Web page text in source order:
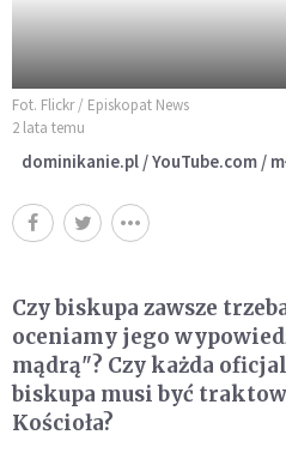
Fot. Flickr / Episkopat News
2 lata temu
dominikanie.pl / YouTube.com /
Czy biskupa zawsze
oceniamy jego
mądrą"? Czy każda
biskupa musi być
Kościoła?